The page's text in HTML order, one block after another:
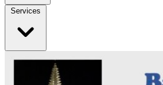
Services